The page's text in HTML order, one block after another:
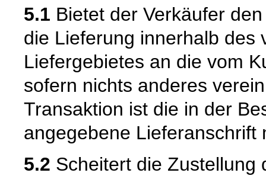
5.1 Bietet der Verkäufer
die Lieferung innerhalb des
Liefergebietes an die vom
sofern nichts anderes
Transaktion ist die in der
angegebene Lieferanschrift
5.2 Scheitert die Zustellung